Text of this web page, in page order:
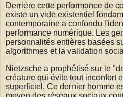
Derrière cette performance de
existe un vide existentiel
contemporaine a confondu
performance numérique. Les
personnalités entières basées
algorithmes et la validation
Nietzsche a prophétisé sur le
créature qui évite tout inconfort
superficiel. Ce dernier homme